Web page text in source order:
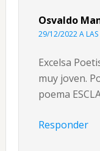
lectores
Osvaldo
29/12/2022 A LAS
Excelsa
muy joven.
poema
Responder